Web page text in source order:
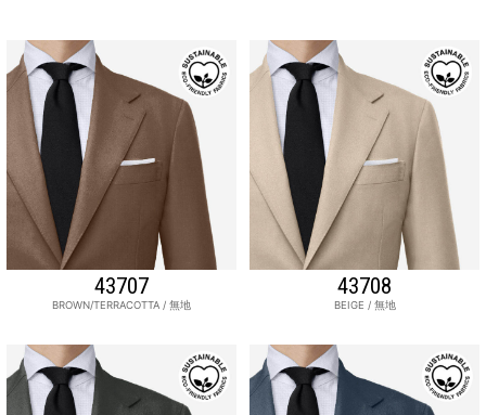
43707
BROWN/TERRACOTTA / 無地
43708
BEIGE / 無地